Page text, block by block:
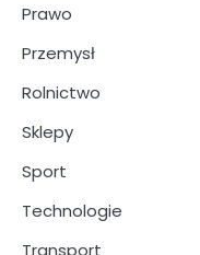
Prawo
Przemysł
Rolnictwo
Sklepy
Sport
Technologie
Transport